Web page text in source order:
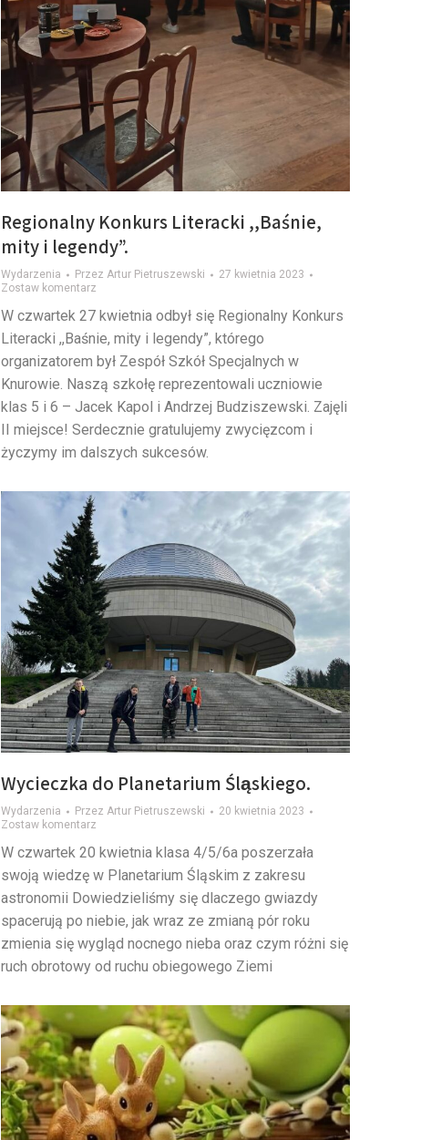
Regionalny Konkurs Literacki ,,Baśnie,
mity i legendy”.
Wydarzenia Przez Artur Pietruszewski
27 kwietnia 2023
Zostaw komentarz
W czwartek 27 kwietnia odbył się Regionalny Konkurs
Literacki ,,Baśnie, mity i legendy”, którego
organizatorem był Zespół Szkół Specjalnych w
Knurowie. Naszą szkołę reprezentowali uczniowie
klas 5 i 6 – Jacek Kapol i Andrzej Budziszewski. Zajęli
II miejsce! Serdecznie gratulujemy zwycięzcom i
życzymy im dalszych sukcesów.
Wycieczka do Planetarium Śląskiego.
Wydarzenia Przez Artur Pietruszewski
20 kwietnia 2023
Zostaw komentarz
W czwartek 20 kwietnia klasa 4/5/6a poszerzała
swoją wiedzę w Planetarium Śląskim z zakresu
astronomii Dowiedzieliśmy się dlaczego gwiazdy
spacerują po niebie, jak wraz ze zmianą pór roku
zmienia się wygląd nocnego nieba oraz czym różni się
ruch obrotowy od ruchu obiegowego Ziemi